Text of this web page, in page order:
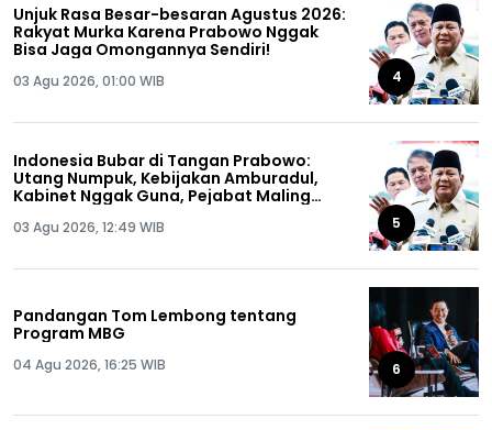
Unjuk Rasa Besar-besaran Agustus 2026:
Rakyat Murka Karena Prabowo Nggak
Bisa Jaga Omongannya Sendiri!
03 Agu 2026, 01:00 WIB 4
Indonesia Bubar di Tangan Prabowo:
Utang Numpuk, Kebijakan Amburadul,
Kabinet Nggak Guna, Pejabat Maling
03 Agu 2026, 12:49 WIB 5
Pandangan Tom Lembong tentang
Program MBG
04 Agu 2026, 16:25 WIB 6